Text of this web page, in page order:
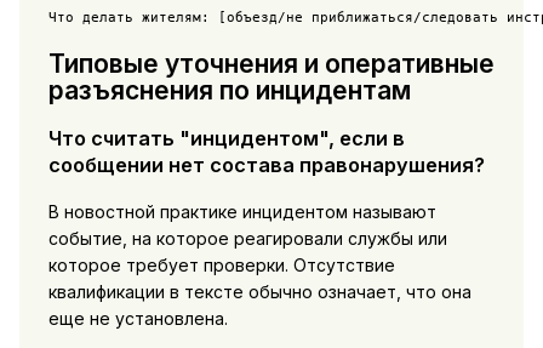
Типовые уточнения и оперативные
разъяснения по инцидентам
Что считать "инцидентом", если в
сообщении нет состава правонарушения?
В новостной практике инцидентом называют
событие, на которое реагировали службы или
которое требует проверки. Отсутствие
квалификации в тексте обычно означает, что она
еще не установлена.